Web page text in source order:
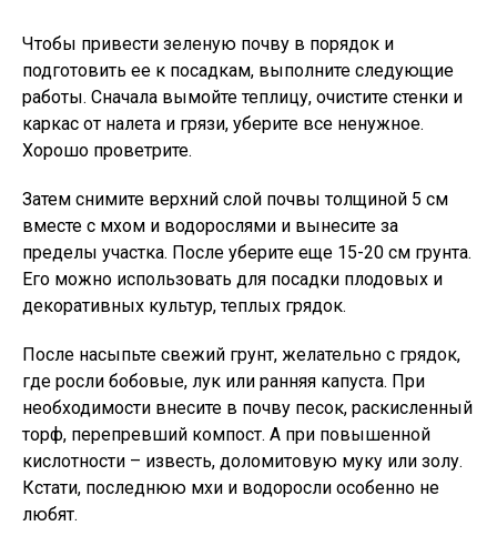
Чтобы привести зеленую почву в порядок и
подготовить ее к посадкам, выполните следующие
работы. Сначала вымойте теплицу, очистите стенки и
каркас от налета и грязи, уберите все ненужное.
Хорошо проветрите.
Затем снимите верхний слой почвы толщиной 5 см
вместе с мхом и водорослями и вынесите за
пределы участка. После уберите еще 15-20 см грунта.
Его можно использовать для посадки плодовых и
декоративных культур, теплых грядок.
После насыпьте свежий грунт, желательно с грядок,
где росли бобовые, лук или ранняя капуста. При
необходимости внесите в почву песок, раскисленный
торф, перепревший компост. А при повышенной
кислотности – известь, доломитовую муку или золу.
Кстати, последнюю мхи и водоросли особенно не
любят.